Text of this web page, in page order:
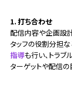
1. 打ち合わせ
配信内容や企画設
タッフの役割分担な
指導も行い、トラブ
ターゲットや配信の